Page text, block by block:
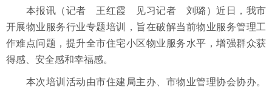
本报讯（记者 王红霞 见习记者 刘璐）近日，我市
开展物业服务行业专题培训，旨在破解当前物业服务管理工
作难点问题，提升全市住宅小区物业服务水平，增强群众获
得感、安全感和幸福感。
本次培训活动由市住建局主办、市物业管理协会协办。